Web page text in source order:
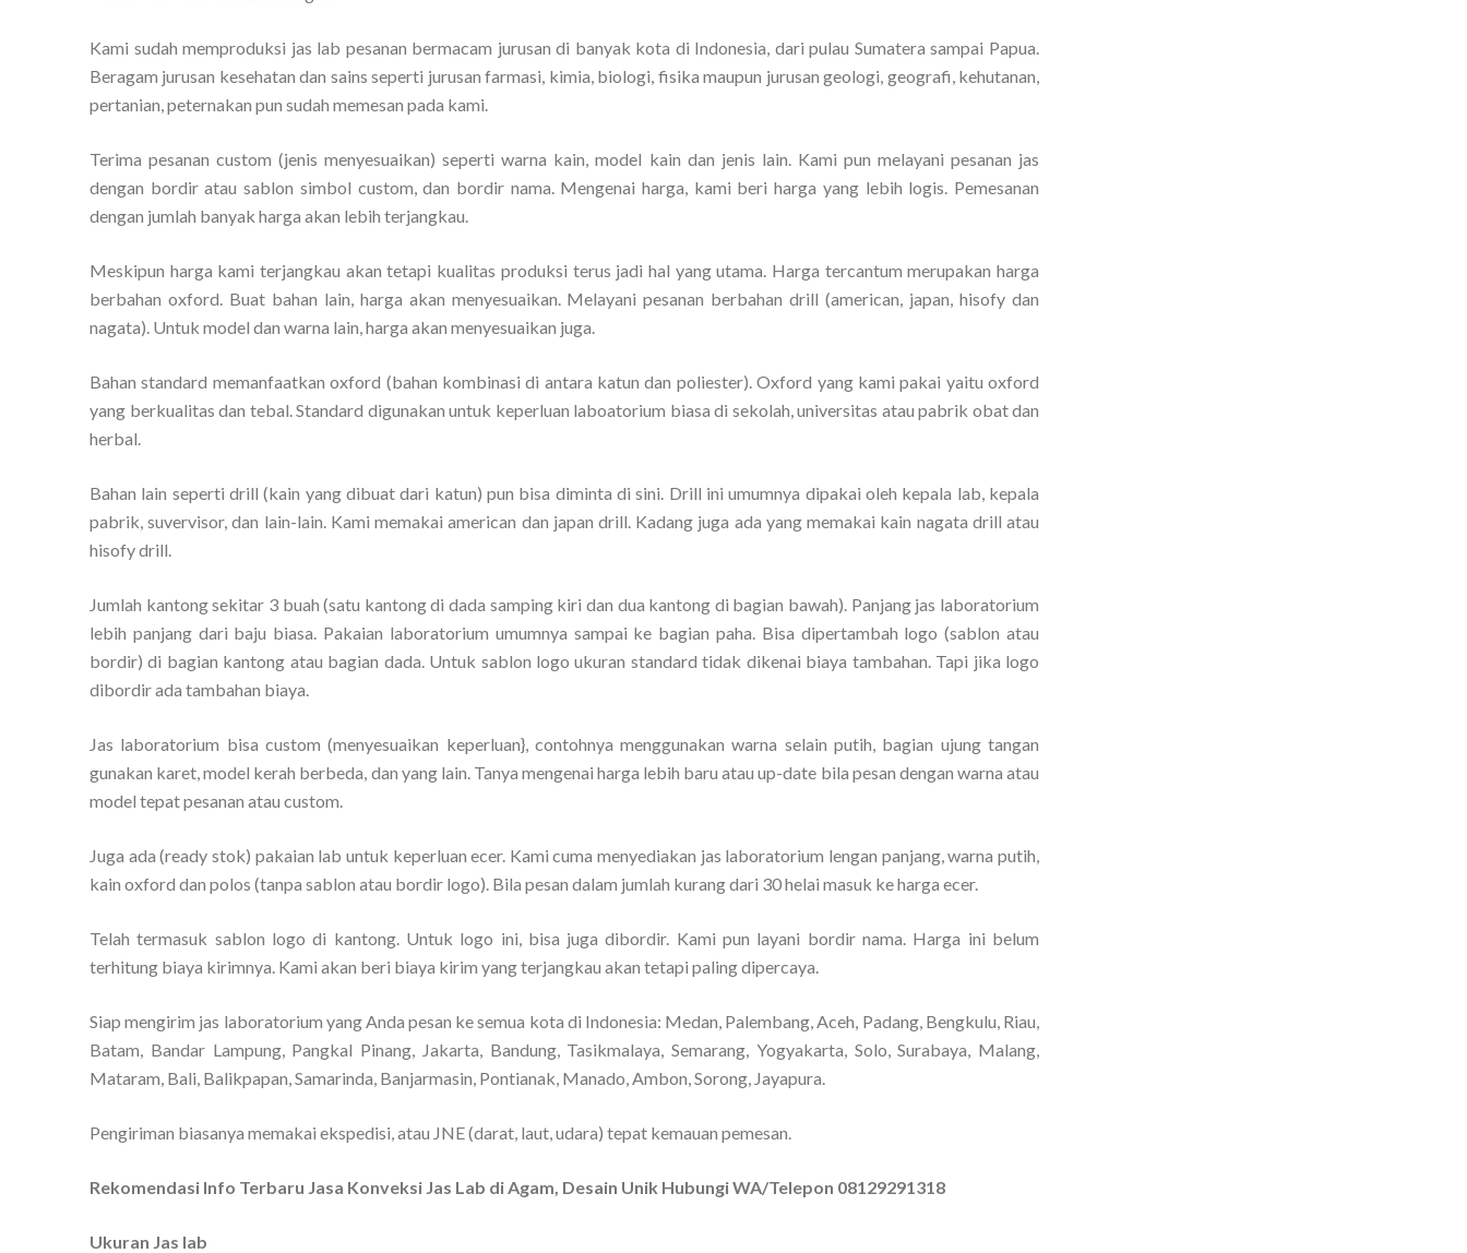
Kami sudah memproduksi jas lab pesanan bermacam jurusan di banyak kota di Indonesia, dari pulau Sumatera sampai Papua.
Beragam jurusan kesehatan dan sains seperti jurusan farmasi, kimia, biologi, fisika maupun jurusan geologi, geografi, kehutanan,
pertanian, peternakan pun sudah memesan pada kami.
Terima pesanan custom (jenis menyesuaikan) seperti warna kain, model kain dan jenis lain. Kami pun melayani pesanan jas
dengan bordir atau sablon simbol custom, dan bordir nama. Mengenai harga, kami beri harga yang lebih logis. Pemesanan
dengan jumlah banyak harga akan lebih terjangkau.
Meskipun harga kami terjangkau akan tetapi kualitas produksi terus jadi hal yang utama. Harga tercantum merupakan harga
berbahan oxford. Buat bahan lain, harga akan menyesuaikan. Melayani pesanan berbahan drill (american, japan, hisofy dan
nagata). Untuk model dan warna lain, harga akan menyesuaikan juga.
Bahan standard memanfaatkan oxford (bahan kombinasi di antara katun dan poliester). Oxford yang kami pakai yaitu oxford
yang berkualitas dan tebal. Standard digunakan untuk keperluan laboatorium biasa di sekolah, universitas atau pabrik obat dan
herbal.
Bahan lain seperti drill (kain yang dibuat dari katun) pun bisa diminta di sini. Drill ini umumnya dipakai oleh kepala lab, kepala
pabrik, suvervisor, dan lain-lain. Kami memakai american dan japan drill. Kadang juga ada yang memakai kain nagata drill atau
hisofy drill.
Jumlah kantong sekitar 3 buah (satu kantong di dada samping kiri dan dua kantong di bagian bawah). Panjang jas laboratorium
lebih panjang dari baju biasa. Pakaian laboratorium umumnya sampai ke bagian paha. Bisa dipertambah logo (sablon atau
bordir) di bagian kantong atau bagian dada. Untuk sablon logo ukuran standard tidak dikenai biaya tambahan. Tapi jika logo
dibordir ada tambahan biaya.
Jas laboratorium bisa custom (menyesuaikan keperluan}, contohnya menggunakan warna selain putih, bagian ujung tangan
gunakan karet, model kerah berbeda, dan yang lain. Tanya mengenai harga lebih baru atau up-date bila pesan dengan warna atau
model tepat pesanan atau custom.
Juga ada (ready stok) pakaian lab untuk keperluan ecer. Kami cuma menyediakan jas laboratorium lengan panjang, warna putih,
kain oxford dan polos (tanpa sablon atau bordir logo). Bila pesan dalam jumlah kurang dari 30 helai masuk ke harga ecer.
Telah termasuk sablon logo di kantong. Untuk logo ini, bisa juga dibordir. Kami pun layani bordir nama. Harga ini belum
terhitung biaya kirimnya. Kami akan beri biaya kirim yang terjangkau akan tetapi paling dipercaya.
Siap mengirim jas laboratorium yang Anda pesan ke semua kota di Indonesia: Medan, Palembang, Aceh, Padang, Bengkulu, Riau,
Batam, Bandar Lampung, Pangkal Pinang, Jakarta, Bandung, Tasikmalaya, Semarang, Yogyakarta, Solo, Surabaya, Malang,
Mataram, Bali, Balikpapan, Samarinda, Banjarmasin, Pontianak, Manado, Ambon, Sorong, Jayapura.
Pengiriman biasanya memakai ekspedisi, atau JNE (darat, laut, udara) tepat kemauan pemesan.
Rekomendasi Info Terbaru Jasa Konveksi Jas Lab di Agam, Desain Unik Hubungi WA/Telepon 08129291318
Ukuran Jas lab